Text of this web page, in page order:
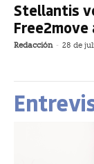
Stellantis
Redacción - 28 de